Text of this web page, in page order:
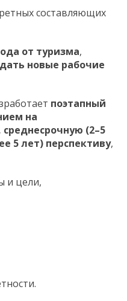
составляющих
от туризма,
новые рабочие
поэтапный
на
(2–5
5 лет) перспективу,
и цели,